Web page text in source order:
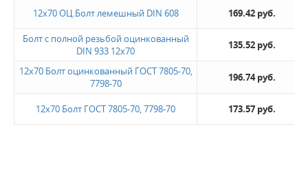
12x70 ОЦ.Болт лемешный DIN 608 169.42 руб.
Болт с полной резьбой оцинкованный
DIN 933 12х70
135.52 руб.
12x70 Болт оцинкованный ГОСТ 7805-70,
7798-70
196.74 руб.
12х70 Болт ГОСТ 7805-70, 7798-70 173.57 руб.